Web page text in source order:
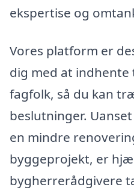
ekspertise og
Vores platform er
dig med at
fagfolk, så du kan
beslutninger.
en mindre
byggeprojekt, er
bygherrerådgivere